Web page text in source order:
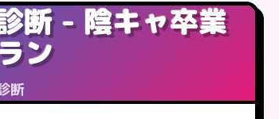
断 - 陰キャ卒業
ン
断